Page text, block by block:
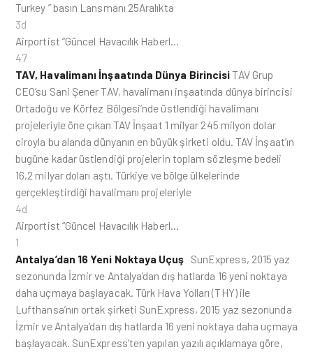
Turkey ” basın Lansmanı 25Aralıkta
3d
Airportist “Güncel Havacılık Haberl…
47
TAV, Havalimanı İnşaatında Dünya BirincisiTAV Grup
CEO’su Sani Şener TAV, havalimanı inşaatında dünya birincisi
Ortadoğu ve Körfez Bölgesi’nde üstlendiği havalimanı
projeleriyle öne çıkan TAV İnşaat 1 milyar 245 milyon dolar
ciroyla bu alanda dünyanın en büyük şirketi oldu. TAV İnşaat’ın
bugüne kadar üstlendiği projelerin toplam sözleşme bedeli
16,2 milyar doları aştı. Türkiye ve bölge ülkelerinde
gerçekleştirdiği havalimanı projeleriyle
4d
Airportist “Güncel Havacılık Haberl…
1
Antalya’dan 16 Yeni Noktaya Uçuş SunExpress, 2015 yaz
sezonunda İzmir ve Antalya’dan dış hatlarda 16 yeni noktaya
daha uçmaya başlayacak. Türk Hava Yolları (THY) ile
Lufthansa’nın ortak şirketi SunExpress, 2015 yaz sezonunda
İzmir ve Antalya’dan dış hatlarda 16 yeni noktaya daha uçmaya
başlayacak. SunExpress’ten yapılan yazılı açıklamaya göre,